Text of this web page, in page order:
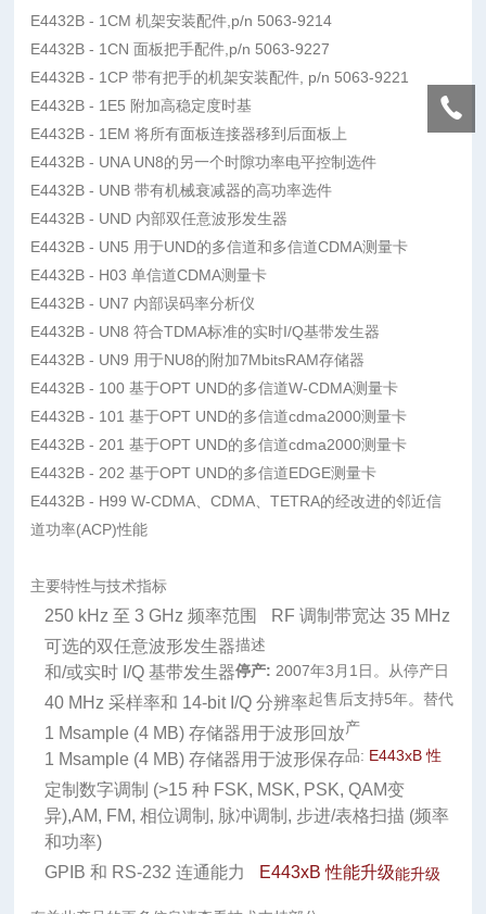
E4432B - 1CM 机架安装配件,p/n 5063-9214
E4432B - 1CN 面板把手配件,p/n 5063-9227
E4432B - 1CP 带有把手的机架安装配件, p/n 5063-9221
E4432B - 1E5 附加高稳定度时基
E4432B - 1EM 将所有面板连接器移到后面板上
E4432B - UNA UN8的另一个时隙功率电平控制选件
E4432B - UNB 带有机械衰减器的高功率选件
E4432B - UND 内部双任意波形发生器
E4432B - UN5 用于UND的多信道和多信道CDMA测量卡
E4432B - H03 单信道CDMA测量卡
E4432B - UN7 内部误码率分析仪
E4432B - UN8 符合TDMA标准的实时I/Q基带发生器
E4432B - UN9 用于NU8的附加7MbitsRAM存储器
E4432B - 100 基于OPT UND的多信道W-CDMA测量卡
E4432B - 101 基于OPT UND的多信道cdma2000测量卡
E4432B - 201 基于OPT UND的多信道cdma2000测量卡
E4432B - 202 基于OPT UND的多信道EDGE测量卡
E4432B - H99 W-CDMA、CDMA、TETRA的经改进的邻近信
道功率(ACP)性能
主要特性与技术指标
250 kHz 至 3 GHz 频率范围
RF 调制带宽达 35 MHz
可选的双任意波形发生器
和/或实时 I/Q 基带发生器
40 MHz 采样率和 14-bit I/Q 分辨率
1 Msample (4 MB) 存储器用于波形回放
1 Msample (4 MB) 存储器用于波形保存
定制数字调制 (>15 种 FSK, MSK, PSK, QAM变
异),AM, FM, 相位调制, 脉冲调制, 步进/表格扫描 (频率
和功率)
GPIB 和 RS-232 连通能力
E443xB 性能升级
描述
停产: 2007年3月1日。从停产日
起售后支持5年。替代
产
品: E443xB性
能升级